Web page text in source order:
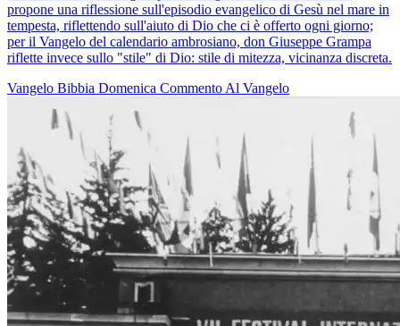
propone una riflessione sull'episodio evangelico di Gesù nel mare in
tempesta, riflettendo sull'aiuto di Dio che ci è offerto ogni giorno;
per il Vangelo del calendario ambrosiano, don Giuseppe Grampa
riflette invece sullo "stile" di Dio: stile di mitezza, vicinanza discreta.
Vangelo Bibbia Domenica Commento Al Vangelo